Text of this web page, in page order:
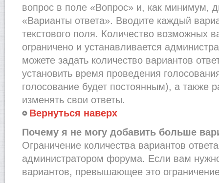
вопрос в поле «Вопрос» и, как минимум,
«Варианты ответа». Вводите каждый
текстового поля. Количество возможных
ограничено и устанавливается
можете задать количество вариантов
установить время проведения
голосование будет постоянным), а также
изменять свои ответы.
Вернуться наверх
Почему я не могу добавить больше
Ограничение количества вариантов
администратором форума. Если вам
вариантов, превышающее это